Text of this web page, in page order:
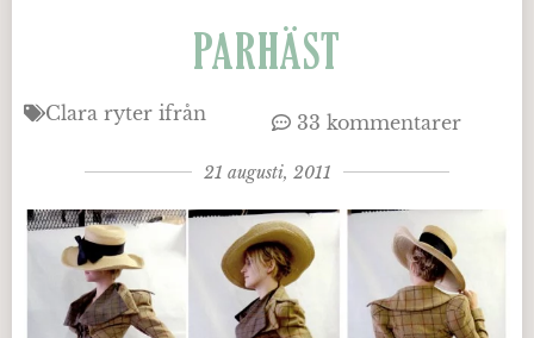
PARHÄST
Clara ryter ifrån 33 kommentarer
21 augusti, 2011